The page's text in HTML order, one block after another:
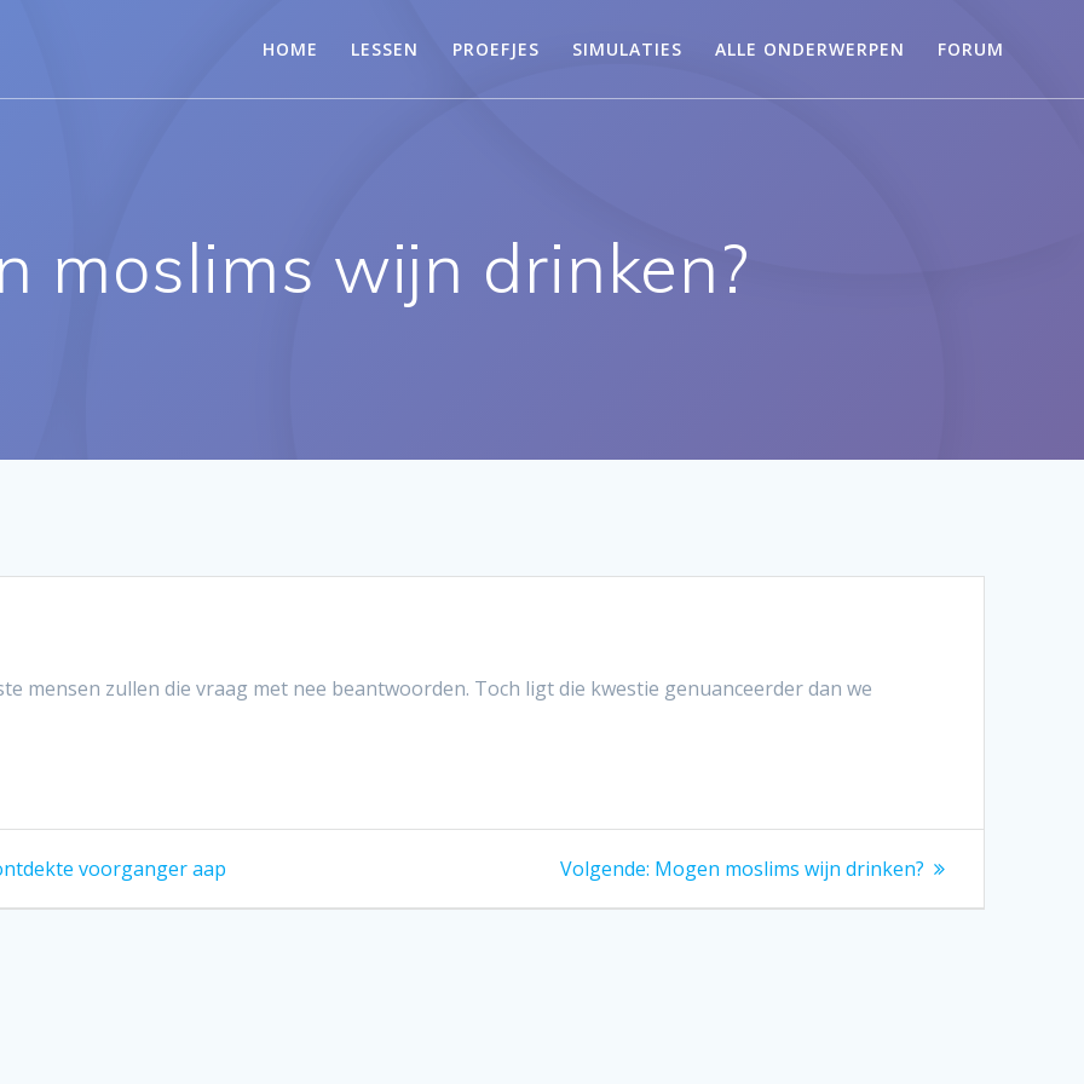
HOME LESSEN PROEFJES SIMULATIES ALLE ONDERWERPEN FORUM
moslims wijn drinken?
mensen zullen die vraag met nee beantwoorden. Toch ligt die kwestie genuanceerder dan we
voorganger aap Volgende: Volgend
Mogen moslims wijn drinken?